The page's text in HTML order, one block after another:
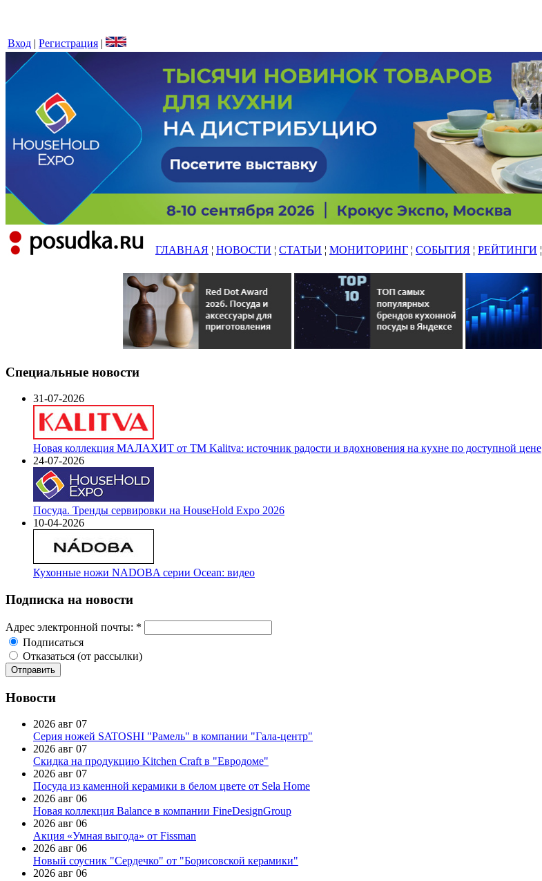
Вход | Регистрация |
ГЛАВНАЯ ¦ НОВОСТИ ¦ СТАТЬИ ¦ МОНИТОРИНГ ¦ СОБЫТИЯ ¦ РЕЙТИНГИ ¦
Специальные новости
31-07-2026
Новая коллекция МАЛАХИТ от ТМ Kalitva: источник радости и вдохновения на кухне по доступной цене
24-07-2026
Посуда. Тренды сервировки на HouseHold Expo 2026
10-04-2026
Кухонные ножи NADOBA серии Ocean: видео
Подписка на новости
Адрес электронной почты: *
Подписаться
Отказаться (от рассылки)
Новости
2026 авг 07
Серия ножей SATOSHI "Рамель" в компании "Гала-центр"
2026 авг 07
Скидка на продукцию Kitchen Craft в "Евродоме"
2026 авг 07
Посуда из каменной керамики в белом цвете от Sela Home
2026 авг 06
Новая коллекция Balance в компании FineDesignGroup
2026 авг 06
Акция «Умная выгода» от Fissman
2026 авг 06
Новый соусник "Сердечко" от "Борисовской керамики"
2026 авг 06